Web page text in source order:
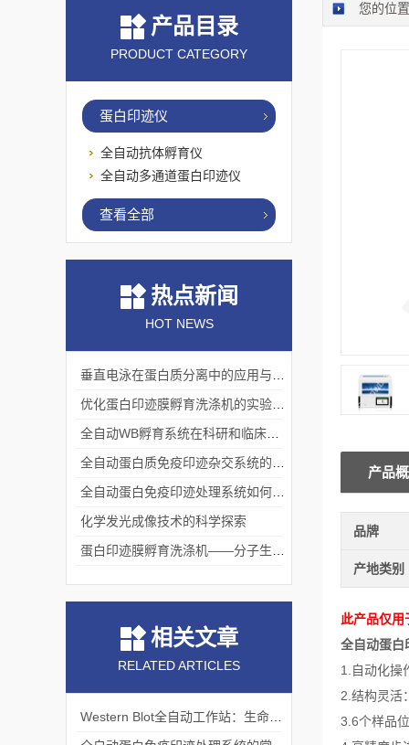
您的位
产品
品牌
产地类别
此产品仅用
全自动蛋白
1.自动化操
2.结构灵活
3.6个样品
产品目录
PRODUCT CATEGORY
蛋白印迹仪
全自动抗体孵育仪
全自动多通道蛋白印迹仪
查看全部
热点新闻
HOT NEWS
化学发光成像技术的科学探索
相关文章
RELATED ARTICLES